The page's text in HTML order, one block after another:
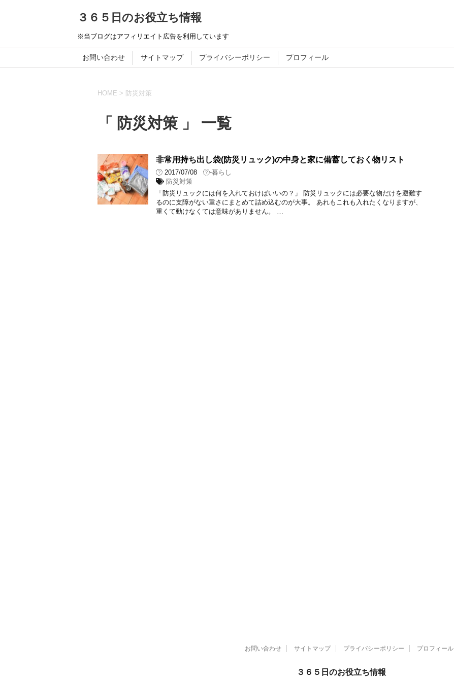
３６５日のお役立ち情報
※当ブログはアフィリエイト広告を利用しています
お問い合わせ サイトマップ プライバシーポリシー プロフィール
HOME > 防災対策
「 防災対策 」 一覧
非常用持ち出し袋(防災リュック)の中身と家に備蓄しておく物リスト
2017/07/08 -暮らし
防災対策
「防災リュックには何を入れておけばいいの？」 防災リュックには必要な物だけを避難す
るのに支障がない重さにまとめて詰め込むのが大事。 あれもこれも入れたくなりますが、
重くて動けなくては意味がありません。 …
お問い合わせ サイトマップ プライバシーポリシー プロフィール
３６５日のお役立ち情報